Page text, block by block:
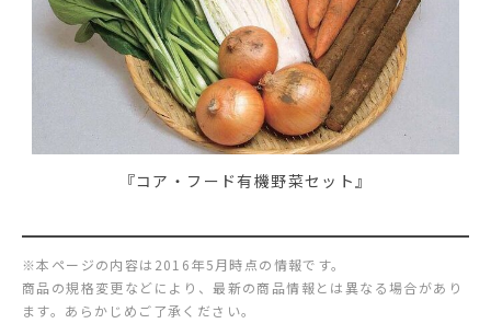
『コア・フード有機野菜セット』
※本ページの内容は2016年5月時点の情報です。
商品の規格変更などにより、最新の商品情報とは異なる場合があり
ます。あらかじめご了承ください。